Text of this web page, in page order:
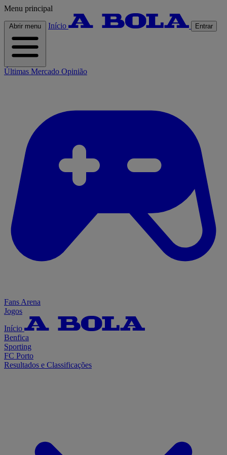
Menu principal
Abrir menu Início Entrar
Últimas Mercado Opinião
Fans Arena
Jogos
Início
Benfica
Sporting
FC Porto
Resultados e Classificações